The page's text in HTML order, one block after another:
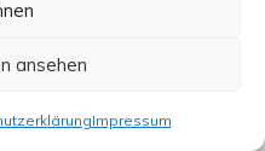
ansehen
Impressum
ihre Arbeit verurteilt und